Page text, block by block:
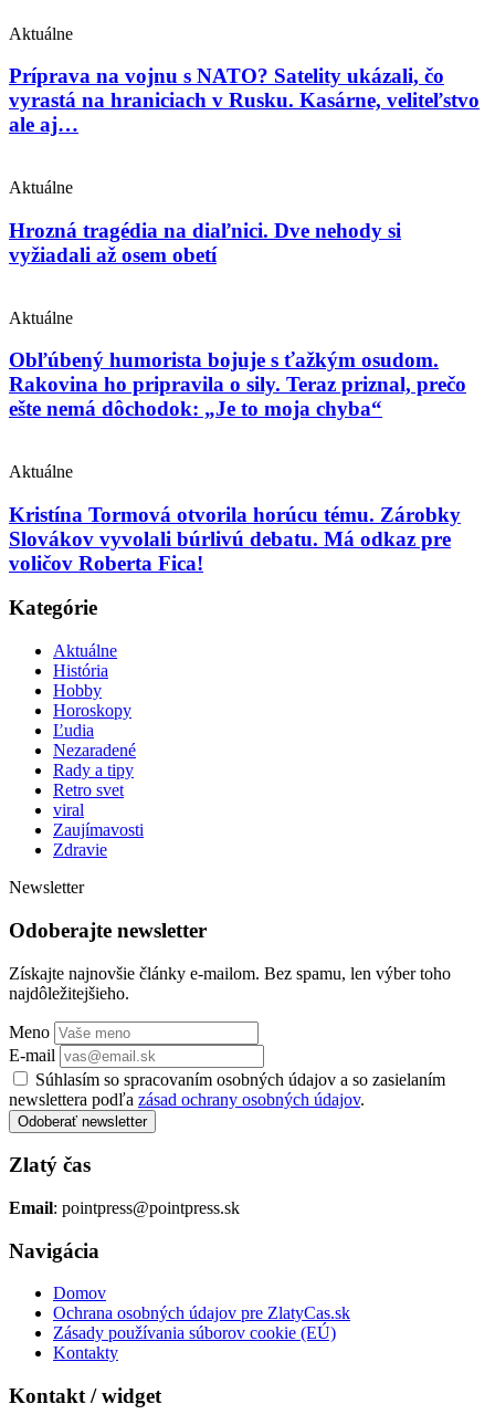
Aktuálne
Príprava na vojnu s NATO? Satelity ukázali, čo
vyrastá na hraniciach v Rusku. Kasárne, veliteľstvo
ale aj…
Aktuálne
Hrozná tragédia na diaľnici. Dve nehody si
vyžiadali až osem obetí
Aktuálne
Obľúbený humorista bojuje s ťažkým osudom.
Rakovina ho pripravila o sily. Teraz priznal, prečo
ešte nemá dôchodok: „Je to moja chyba“
Aktuálne
Kristína Tormová otvorila horúcu tému. Zárobky
Slovákov vyvolali búrlivú debatu. Má odkaz pre
voličov Roberta Fica!
Kategórie
Aktuálne
História
Hobby
Horoskopy
Ľudia
Nezaradené
Rady a tipy
Retro svet
viral
Zaujímavosti
Zdravie
Newsletter
Odoberajte newsletter
Získajte najnovšie články e-mailom. Bez spamu, len výber toho
najdôležitejšieho.
Meno
E-mail
Súhlasím so spracovaním osobných údajov a so zasielaním
newslettera podľa zásad ochrany osobných údajov.
Odoberať newsletter
Zlatý čas
Email: pointpress@pointpress.sk
Navigácia
Domov
Ochrana osobných údajov pre ZlatyCas.sk
Zásady používania súborov cookie (EÚ)
Kontakty
Kontakt / widget